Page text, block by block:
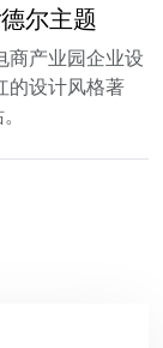
尔主题
产业园企业设
的设计风格著